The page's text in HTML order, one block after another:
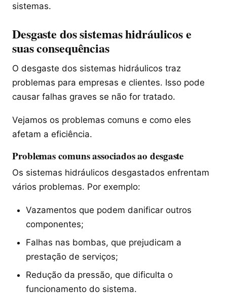
sistemas.
Desgaste dos sistemas hidráulicos e
suas consequências
O desgaste dos sistemas hidráulicos traz
problemas para empresas e clientes. Isso pode
causar falhas graves se não for tratado.
Vejamos os problemas comuns e como eles
afetam a eficiência.
Problemas comuns associados ao desgaste
Os sistemas hidráulicos desgastados enfrentam
vários problemas. Por exemplo:
Vazamentos que podem danificar outros
componentes;
Falhas nas bombas, que prejudicam a
prestação de serviços;
Redução da pressão, que dificulta o
funcionamento do sistema.